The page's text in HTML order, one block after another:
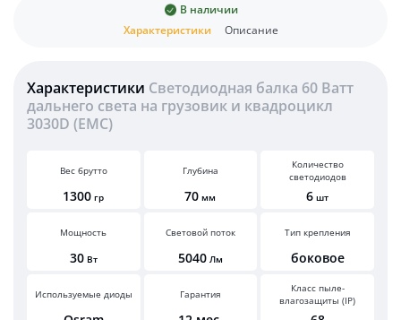
Характеристики Описание
В наличии
Характеристики Светодиодная балка 60 Ватт
дальнего света на грузовик и квадроцикл
3030D (EMC)
Вес брутто
1300 гр
Глубина
70 мм
Количество
светодиодов
6 шт
Мощность
30 Вт
Световой поток
5040 Лм
Тип крепления
боковое
Используемые диоды Гарантия
Класс пыле-
влагозащиты (IP)